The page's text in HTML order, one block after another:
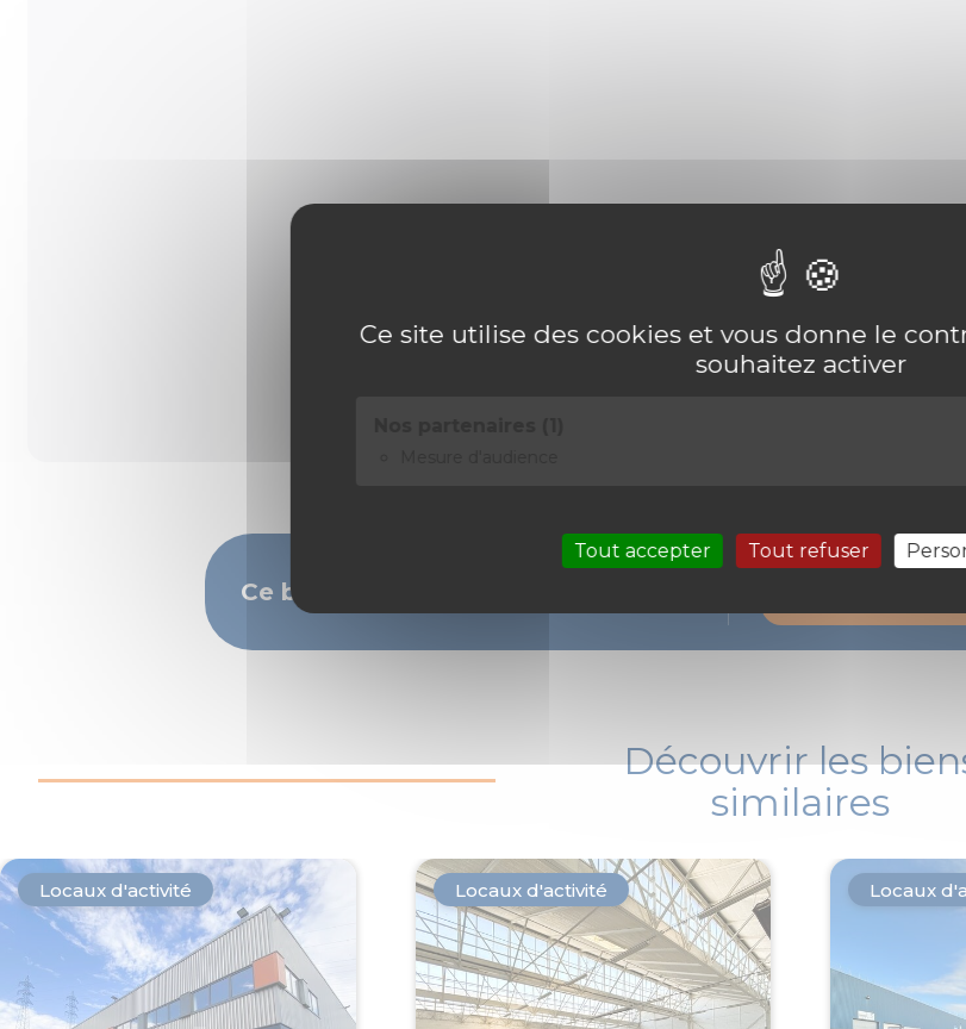
Ce site utilise des cookies et vous donne le
souhaitez activer
Tout accepter Tout refuser
Ce bien vous intéresse ?
Prenons rendez-vous
Découvrir les
similaires
Locaux d'activité Locaux d'activité Locaux